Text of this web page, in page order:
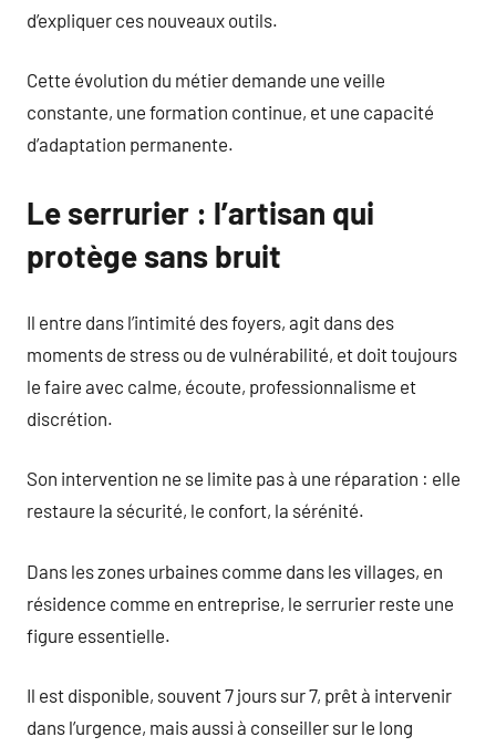
d’expliquer ces nouveaux outils.
Cette évolution du métier demande une veille
constante, une formation continue, et une capacité
d’adaptation permanente.
Le serrurier : l’artisan qui
protège sans bruit
Il entre dans l’intimité des foyers, agit dans des
moments de stress ou de vulnérabilité, et doit toujours
le faire avec calme, écoute, professionnalisme et
discrétion.
Son intervention ne se limite pas à une réparation : elle
restaure la sécurité, le confort, la sérénité.
Dans les zones urbaines comme dans les villages, en
résidence comme en entreprise, le serrurier reste une
figure essentielle.
Il est disponible, souvent 7 jours sur 7, prêt à intervenir
dans l’urgence, mais aussi à conseiller sur le long